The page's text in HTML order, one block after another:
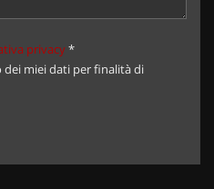
privacy*
miei dati per finalità di